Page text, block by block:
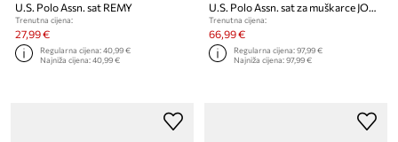
U.S. Polo Assn. sat REMY
Trenutna cijena:
27,99 €
Regularna cijena:40,99 €
Najniža cijena:40,99 €
U.S. Polo Assn. sat za muškarce JORDAN
Trenutna cijena:
66,99 €
Regularna cijena:97,99 €
Najniža cijena:97,99 €